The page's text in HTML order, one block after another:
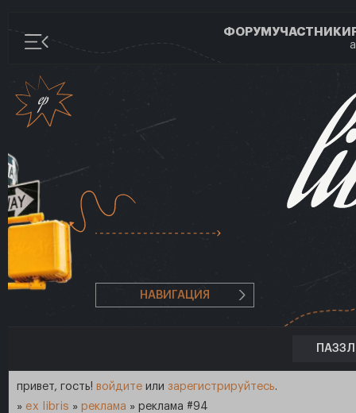
ФОРУМУЧАСТНИКИ
НАВИГАЦИЯ
привет, гость! войдите или зарегистрируйтесь.
» ex libris » реклама » реклама #94